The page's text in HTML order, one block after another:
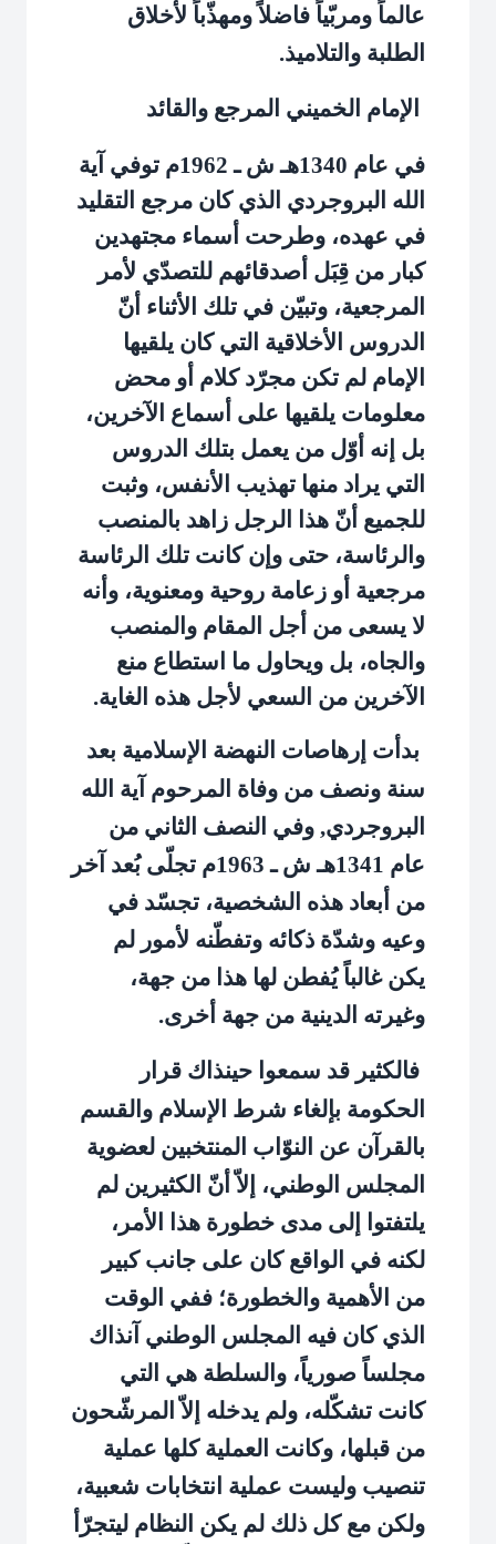
عالماً ومربّياً فاضلاً ومهذّباً لأخلاق
الطلبة والتلاميذ.
الإمام الخميني المرجع والقائد
في عام 1340هـ ش ـ 1962م توفي آية
الله البروجردي الذي كان مرجع التقليد
في عهده، وطرحت أسماء مجتهدين
كبار من قِبَل أصدقائهم للتصدّي لأمر
المرجعية، وتبيّن في تلك الأثناء أنّ
الدروس الأخلاقية التي كان يلقيها
الإمام لم تكن مجرّد كلام أو محض
معلومات يلقيها على أسماع الآخرين،
بل إنه أوّل من يعمل بتلك الدروس
التي يراد منها تهذيب الأنفس، وثبت
للجميع أنّ هذا الرجل زاهد بالمنصب
والرئاسة، حتى وإن كانت تلك الرئاسة
مرجعية أو زعامة روحية ومعنوية، وأنه
لا يسعى من أجل المقام والمنصب
والجاه، بل ويحاول ما استطاع منع
الآخرين من السعي لأجل هذه الغاية.
بدأت إرهاصات النهضة الإسلامية بعد
سنة ونصف من وفاة المرحوم آية الله
البروجردي, وفي النصف الثاني من
عام 1341هـ ش ـ 1963م تجلّى بُعد آخر
من أبعاد هذه الشخصية، تجسّد في
وعيه وشدّة ذكائه وتفطّنه لأمور لم
يكن غالباً يُفطن لها هذا من جهة،
وغيرته الدينية من جهة أخرى.
فالكثير قد سمعوا حينذاك قرار
الحكومة بإلغاء شرط الإسلام والقسم
بالقرآن عن النوّاب المنتخبين لعضوية
المجلس الوطني، إلاّ أنّ الكثيرين لم
يلتفتوا إلى مدى خطورة هذا الأمر،
لكنه في الواقع كان على جانب كبير
من الأهمية والخطورة؛ ففي الوقت
الذي كان فيه المجلس الوطني آنذاك
مجلساً صورياً، والسلطة هي التي
كانت تشكّله، ولم يدخله إلاّ المرشّحون
من قبلها، وكانت العملية كلها عملية
تنصيب وليست عملية انتخابات شعبية،
ولكن مع كل ذلك لم يكن النظام ليتجرّأ